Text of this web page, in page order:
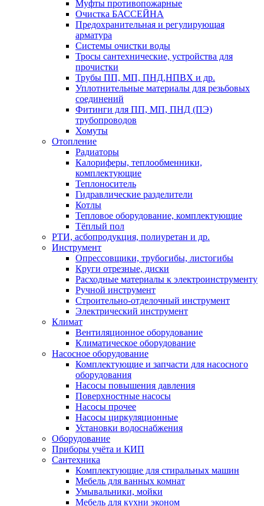
Муфты противопожарные
Очистка БАССЕЙНА
Предохранительная и регулирующая
арматура
Системы очистки воды
Тросы сантехнические, устройства для
прочистки
Трубы ПП, МП, ПНД,НПВХ и др.
Уплотнительные материалы для резьбовых
соединений
Фитинги для ПП, МП, ПНД (ПЭ)
трубопроводов
Хомуты
Отопление
Радиаторы
Калориферы, теплообменники,
комплектующие
Теплоноситель
Гидравлические разделители
Котлы
Тепловое оборудование, комплектующие
Тёплый пол
РТИ, асбопродукция, полиуретан и др.
Инструмент
Опрессовщики, трубогибы, листогибы
Круги отрезные, диски
Расходные материалы к электроинструменту
Ручной инструмент
Строительно-отделочный инструмент
Электрический инструмент
Климат
Вентиляционное оборудование
Климатическое оборудование
Насосное оборудование
Комплектующие и запчасти для насосного
оборудования
Насосы повышения давления
Поверхностные насосы
Насосы прочее
Насосы циркуляционные
Установки водоснабжения
Оборудование
Приборы учёта и КИП
Сантехника
Комплектующие для стиральных машин
Мебель для ванных комнат
Умывальники, мойки
Мебель для кухни эконом